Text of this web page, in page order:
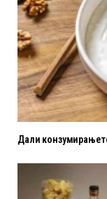
Дали